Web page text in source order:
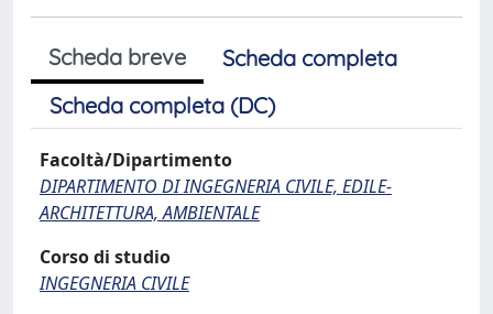
Scheda breve
Scheda completa
Scheda completa (DC)
Facoltà/Dipartimento
DIPARTIMENTO DI INGEGNERIA CIVILE, EDILE-
ARCHITETTURA, AMBIENTALE
Corso di studio
INGEGNERIA CIVILE